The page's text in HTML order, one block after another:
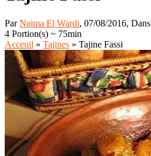
ParNaima El Wardi, 07/08/2016, Dans
4 Portion(s) ~ 75min
Acceuil » Tajines » Tajine Fassi